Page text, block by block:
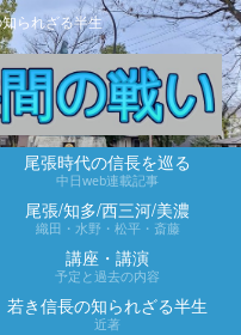
られざる半生
尾張時代の信長を巡る
中日web連載記事
尾張/知多/西三河/美濃
織田・水野・松平・斎藤
講座・講演
予定と過去の内容
若き信長の知られざる半生
近著